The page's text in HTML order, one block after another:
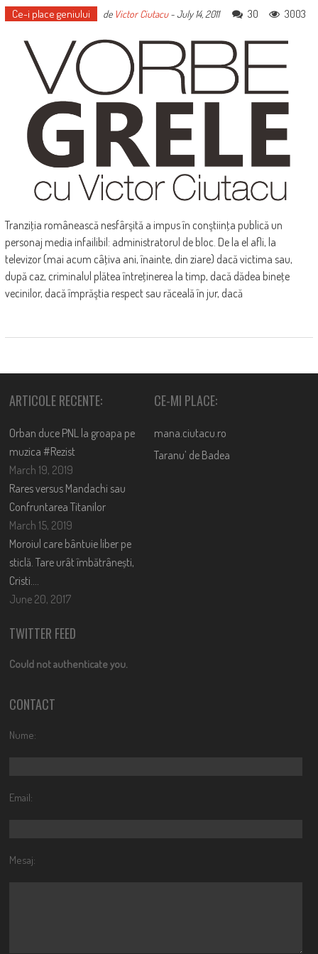
Ce-i place geniului de Victor Ciutacu-July 14, 2011 30 3003
Tranziţia românească nesfârşită a impus în conştiinţa publică un
personaj media infailibil: administratorul de bloc. De la el afli, la
televizor (mai acum câţiva ani, înainte, din ziare) dacă victima sau,
după caz, criminalul plătea întreţinerea la timp, dacă dădea bineţe
vecinilor, dacă împrăştia respect sau răceală în jur, dacă
ARTICOLE RECENTE:
Orban duce PNL la groapa pe
muzica #Rezist
March 19, 2019
Rares versus Mandachi sau
Confruntarea Titanilor
March 15, 2019
Moroiul care bântuie liber pe
sticlă. Tare urât îmbătrânești,
Cristi….
June 20, 2017
CE-MI PLACE:
mana.ciutacu.ro
Taranu’ de Badea
TWITTER FEED
Could not authenticate you.
CONTACT
Nume:
Email:
Mesaj: